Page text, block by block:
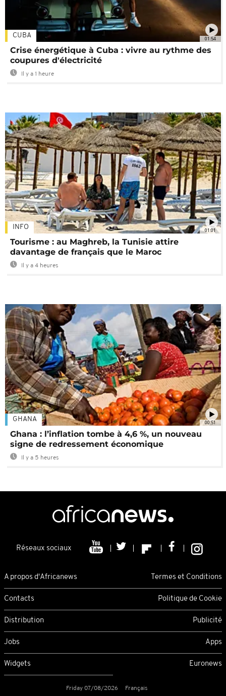
01:54
CUBA
Crise énergétique à Cuba : vivre au rythme des
coupures d'électricité
Il y a 1 heure
01:01
INFO
Tourisme : au Maghreb, la Tunisie attire
davantage de français que le Maroc
Il y a 4 heures
00:51
GHANA
Ghana : l’inflation tombe à 4,6 %, un nouveau
signe de redressement économique
Il y a 5 heures
Réseaux sociaux
A propos d'Africanews Termes et Conditions
Contacts Politique de Cookie
Distribution Publicité
Jobs Apps
Widgets Euronews
Friday 07/08/2026